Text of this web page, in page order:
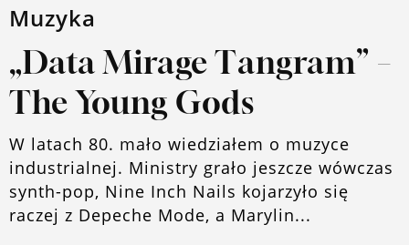
Muzyka
„Data Mirage Tangram” –
The Young Gods
W latach 80. mało wiedziałem o muzyce
industrialnej. Ministry grało jeszcze wówczas
synth-pop, Nine Inch Nails kojarzyło się
raczej z Depeche Mode, a Marylin...